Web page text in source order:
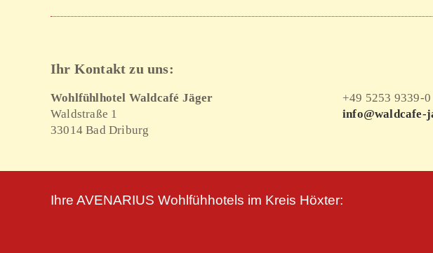
Ihr Kontakt zu uns:
Wohlfühlhotel Waldcafé Jäger
Waldstraße 1
33014 Bad Driburg
+49 5253 9339-0
info@waldcafe-
Ihre AVENARIUS Wohlfühhotels im Kreis Höxter: